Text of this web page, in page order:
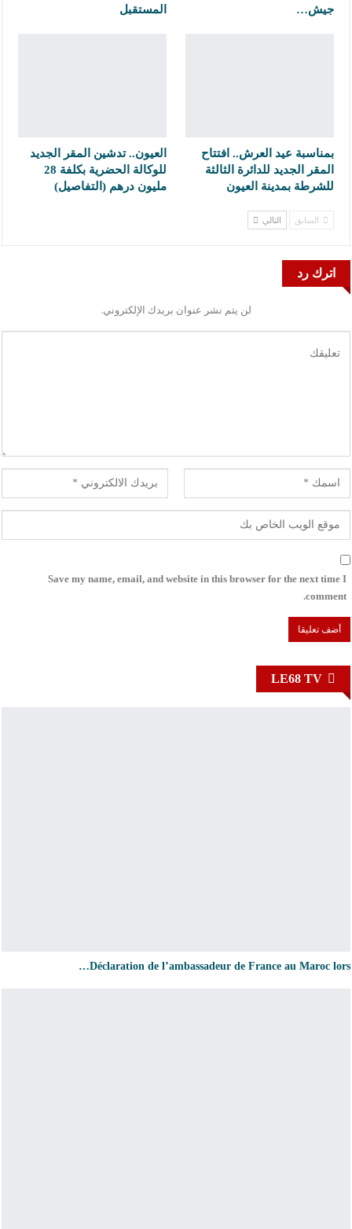
جيش…
المستقبل
بمناسبة عيد العرش.. افتتاح
المقر الجديد للدائرة الثالثة
للشرطة بمدينة العيون
العيون.. تدشين المقر الجديد
للوكالة الحضرية بكلفة 28
مليون درهم (التفاصيل)
السابق التالي
اترك رد
لن يتم نشر عنوان بريدك الإلكتروني.
Save my name, email, and website in this browser for the next time I
comment.
Déclaration de l’ambassadeur de France au Maroc lors…